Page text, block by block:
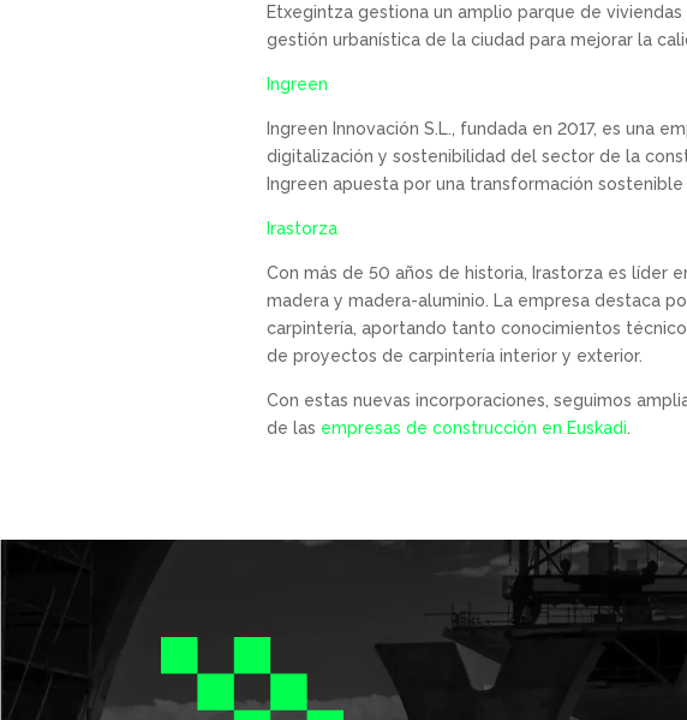
Etxegintza gestiona un amplio parque de
gestión urbanística de la ciudad para mejorar la
Ingreen
Ingreen Innovación S.L., fundada en 2017, es una
digitalización y sostenibilidad del sector de la
Ingreen apuesta por una transformación
Irastorza
Con más de 50 años de historia, Irastorza es líder
madera y madera-aluminio. La empresa destaca
carpintería, aportando tanto conocimientos
de proyectos de carpintería interior y exterior.
Con estas nuevas incorporaciones, seguimos
de las empresas de construcción en Euskadi.